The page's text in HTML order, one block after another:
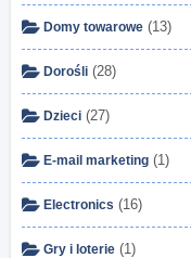
Domy towarowe (13)
Dorośli (28)
Dzieci (27)
E-mail marketing (1)
Electronics (16)
Gry i loterie (1)